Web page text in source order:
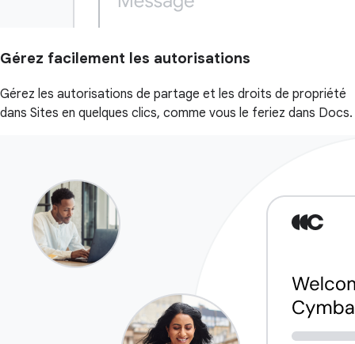
Gérez facilement les autorisations
Gérez les autorisations de partage et les droits de propriété
dans Sites en quelques clics, comme vous le feriez dans Docs.